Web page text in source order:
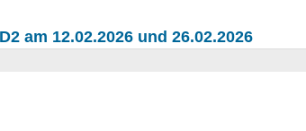
am 12.02.2026 und 26.02.2026